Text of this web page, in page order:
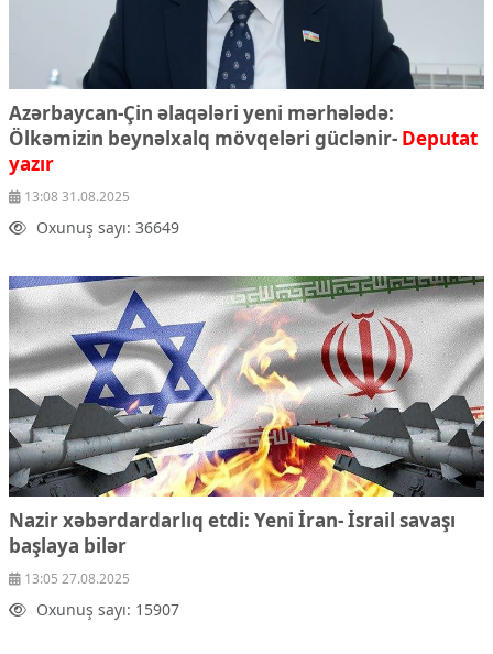
Azərbaycan-Çin əlaqələri yeni mərhələdə:
Ölkəmizin beynəlxalq mövqeləri güclənir- Deputat
yazır
13:08 31.08.2025
Oxunuş sayı: 36649
Nazir xəbərdardarlıq etdi: Yeni İran- İsrail savaşı
başlaya bilər
13:05 27.08.2025
Oxunuş sayı: 15907